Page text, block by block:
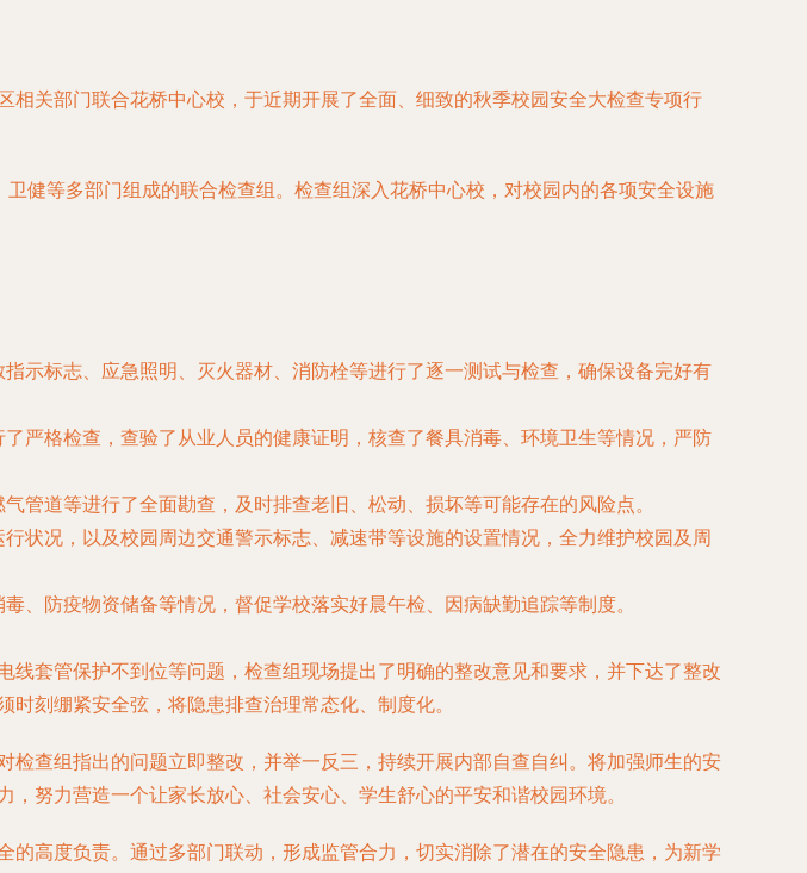
关部门联合花桥中心校，于近期开展了全面、细致的秋季校园安全大检查专项行
健等多部门组成的联合检查组。检查组深入花桥中心校，对校园内的各项安全设施
示标志、应急照明、灭火器材、消防栓等进行了逐一测试与检查，确保设备完好有
严格检查，查验了从业人员的健康证明，核查了餐具消毒、环境卫生等情况，严防
管道等进行了全面勘查，及时排查老旧、松动、损坏等可能存在的风险点。
状况，以及校园周边交通警示标志、减速带等设施的设置情况，全力维护校园及周
、防疫物资储备等情况，督促学校落实好晨午检、因病缺勤追踪等制度。
套管保护不到位等问题，检查组现场提出了明确的整改意见和要求，并下达了整改
刻绷紧安全弦，将隐患排查治理常态化、制度化。
查组指出的问题立即整改，并举一反三，持续开展内部自查自纠。将加强师生的安
努力营造一个让家长放心、社会安心、学生舒心的平安和谐校园环境。
高度负责。通过多部门联动，形成监管合力，切实消除了潜在的安全隐患，为新学